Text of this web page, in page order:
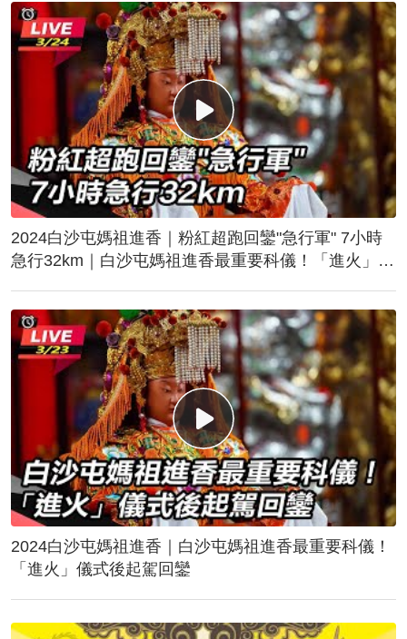
2024白沙屯媽祖進香｜粉紅超跑回鑾"急行軍" 7小時
急行32km｜白沙屯媽祖進香最重要科儀！「進火」儀
2024白沙屯媽祖進香｜白沙屯媽祖進香最重要科儀！
「進火」儀式後起駕回鑾